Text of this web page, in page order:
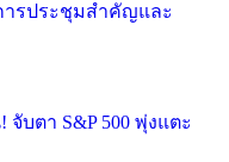
รประชุมสำคัญและ
บตา S&P 500 พุ่งแตะ